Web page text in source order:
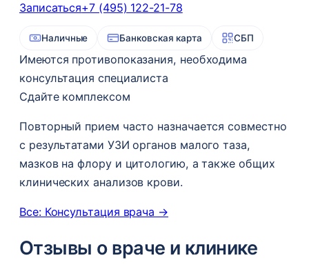
Записаться+7 (495) 122-21-78
Наличные Банковская карта СБП
Имеются противопоказания, необходима
консультация специалиста
Сдайте комплексом
Повторный прием часто назначается совместно
с результатами УЗИ органов малого таза,
мазков на флору и цитологию, а также общих
клинических анализов крови.
Все: Консультация врача →
Отзывы о враче и клинике